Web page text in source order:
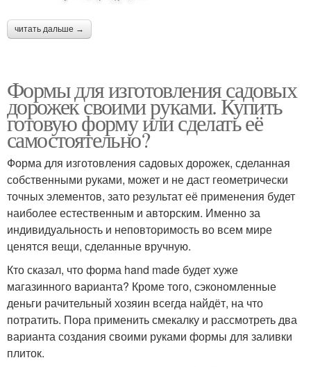
читать дальше →
Формы для изготовления садовых
дорожек своими руками. Купить
готовую форму или сделать её
самостоятельно?
Форма для изготовления садовых дорожек, сделанная
собственными руками, может и не даст геометрически
точных элементов, зато результат её применения будет
наиболее естественным и авторским. Именно за
индивидуальность и неповторимость во всем мире
ценятся вещи, сделанные вручную.
Кто сказал, что форма hand made будет хуже
магазинного варианта? Кроме того, сэкономленные
деньги рачительный хозяин всегда найдёт, на что
потратить. Пора применить смекалку и рассмотреть два
варианта создания своими руками формы для заливки
плиток.